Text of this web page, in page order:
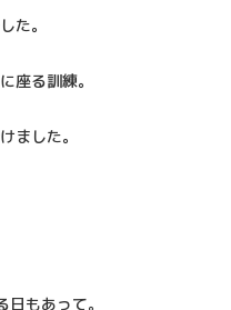
た。
座る訓練。
ました。
もあって。